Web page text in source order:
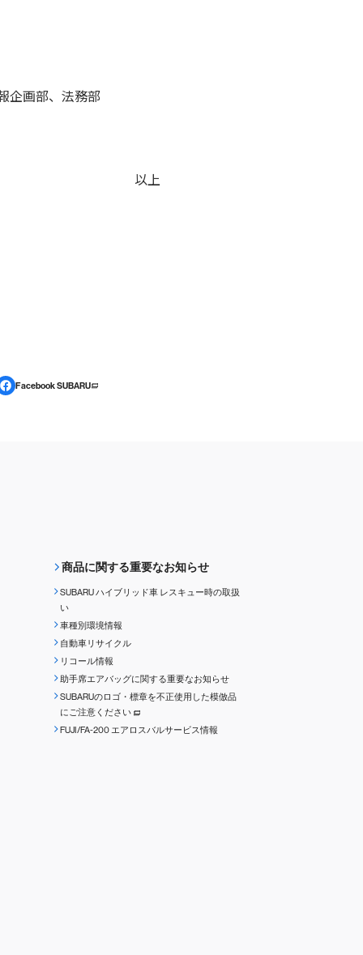
企画部、法務部
以上
Facebook SUBARU
商品に関する重要なお知らせ
SUBARU ハイブリッド車 レスキュー時の取扱
い
車種別環境情報
自動車リサイクル
リコール情報
助手席エアバッグに関する重要なお知らせ
SUBARUのロゴ・標章を不正使用した模倣品
にご注意ください
FUJI/FA-200 エアロスバルサービス情報